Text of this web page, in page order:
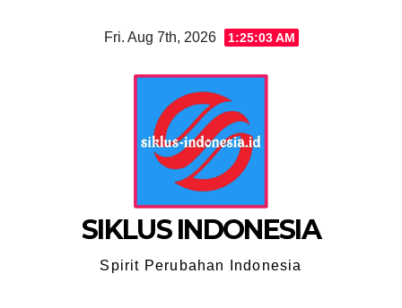
Fri. Aug 7th, 2026 1:25:03 AM
SIKLUS INDONESIA
Spirit Perubahan Indonesia